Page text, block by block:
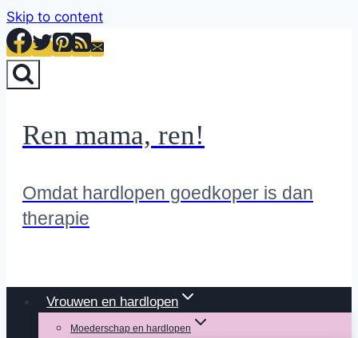
Skip to content
Ren mama, ren!
Omdat hardlopen goedkoper is dan
therapie
Vrouwen en hardlopen
Moederschap en hardlopen